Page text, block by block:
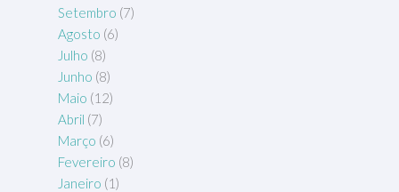
Setembro (7)
Agosto (6)
Julho (8)
Junho (8)
Maio (12)
Abril (7)
Março (6)
Fevereiro (8)
Janeiro (1)